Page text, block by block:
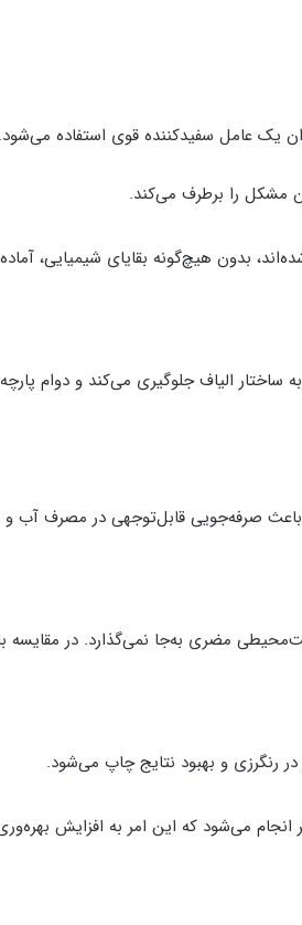
یک عامل سفیدکننده قوی استفاده
مشکل را برطرف می‌کند.
بدون هیچ‌گونه بقایای شیمیایی،
ساختار الیاف جلوگیری می‌کند و دوام
صرفه‌جویی قابل‌توجهی در مصرف آب
مضری به‌جا نمی‌گذارد. در مقایسه
رنگرزی و بهبود نتایج چاپ می‌شود.
می‌شود که این امر به افزایش